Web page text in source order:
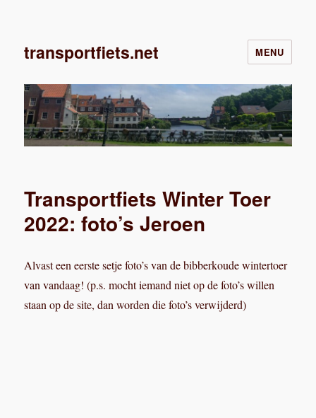
transportfiets.net MENU
Transportfiets Winter Toer
2022: foto’s Jeroen
Alvast een eerste setje foto’s van de bibberkoude wintertoer
van vandaag! (p.s. mocht iemand niet op de foto’s willen
staan op de site, dan worden die foto’s verwijderd)